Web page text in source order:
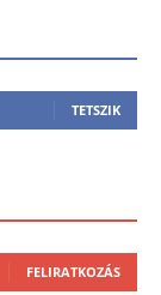
TETSZIK
FELIRATKOZÁS